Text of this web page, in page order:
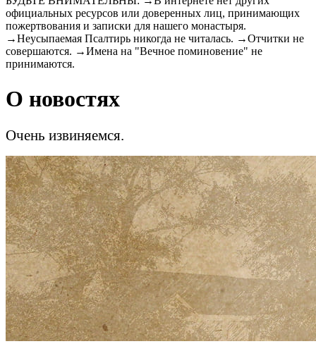
официальных ресурсов или доверенных лиц, принимающих
пожертвования и записки для нашего монастыря.
→Неусыпаемая Псалтирь никогда не читалась. →Отчитки не
совершаются. →Имена на "Вечное поминовение" не
принимаются.
О новостях
Очень извиняемся.